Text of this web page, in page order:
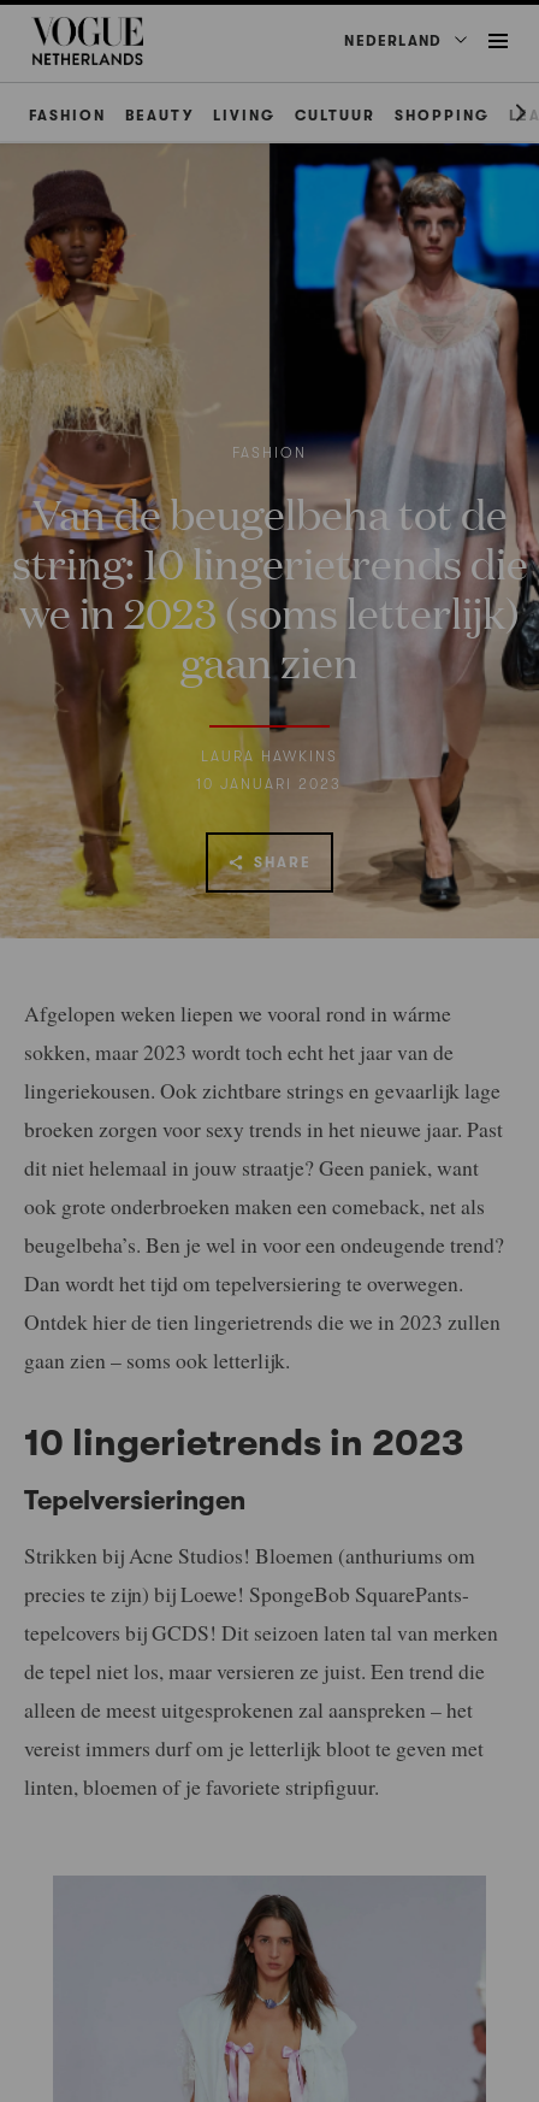
NEDERLAND
FASHION BEAUTY LIVING CULTUUR SHOPPING
FASHION
Van de beugelbeha tot de
string: 10 lingerietrends die
we in 2023 (soms letterlijk)
gaan zien
LAURA HAWKINS
10 JANUARI 2023
SHARE
Afgelopen weken liepen we vooral rond in wárme
sokken, maar 2023 wordt toch echt het jaar van de
lingeriekousen. Ook zichtbare strings en gevaarlijk lage
broeken zorgen voor sexy trends in het nieuwe jaar. Past
dit niet helemaal in jouw straatje? Geen paniek, want
ook grote onderbroeken maken een comeback, net als
beugelbeha’s. Ben je wel in voor een ondeugende trend?
Dan wordt het tijd om tepelversiering te overwegen.
Ontdek hier de tien lingerietrends die we in 2023 zullen
gaan zien – soms ook letterlijk.
10 lingerietrends in 2023
Tepelversieringen
Strikken bij Acne Studios! Bloemen (anthuriums om
precies te zijn) bij Loewe! SpongeBob SquarePants-
tepelcovers bij GCDS! Dit seizoen laten tal van merken
de tepel niet los, maar versieren ze juist. Een trend die
alleen de meest uitgesprokenen zal aanspreken – het
vereist immers durf om je letterlijk bloot te geven met
linten, bloemen of je favoriete stripfiguur.